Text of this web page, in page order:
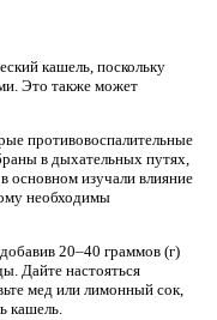
кашель, поскольку
Это также может
противовоспалительные
в дыхательных путях,
основном изучали влияние
необходимы
20–40 граммов (г)
Дайте настояться
мед или лимонный сок,
кашель.